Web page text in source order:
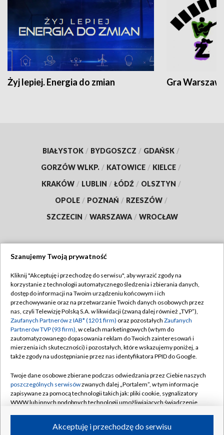
Żyj lepiej. Energia do zmian Gra
BIAŁYSTOK / BYDGOSZCZ / GDAŃSK /
GORZÓW WLKP. / KATOWICE / KIELCE /
KRAKÓW / LUBLIN / ŁÓDŹ / OLSZTYN /
OPOLE / POZNAŃ / RZESZÓW /
SZCZECIN / WARSZAWA / WROCŁAW
TVP
Abonament TVP
Emisja w TVP
Centrum informacji TVP
Naziemna Telewizja Cyfrowa
Rada Programowa
System NOS
Informacje o nadawcy
Program dla prasy
Regulamin TVP
Polityka prywatności
Moje zgody
Pomoc
Kontakt
Kanały
Szanujemy Twoją prywatność
Kliknij "Akceptuję i przechodzę do serwisu", aby wyrazić zgody na
korzystanie z technologii automatycznego śledzenia i zbierania danych,
dostęp do informacji na Twoim urządzeniu końcowym i ich
przechowywanie oraz na przetwarzanie Twoich danych osobowych przez
nas, czyli Telewizję Polską S.A. w likwidacji (zwaną dalej również „TVP”),
Zaufanych Partnerów z IAB* (1201 firm) oraz pozostałych Zaufanych
Partnerów TVP (93 firm), w celach marketingowych (w tym do
zautomatyzowanego dopasowania reklam do Twoich zainteresowań i
mierzenia ich skuteczności) i pozostałych, które wskazujemy poniżej, a
także zgody na udostępnianie przez nas identyfikatora PPID do Google.
Twoje dane osobowe zbierane podczas odwiedzania przez Ciebie naszych
poszczególnych serwisówzwanych dalej „Portalem”, w tym informacje
zapisywane za pomocą technologii takich jak: pliki cookie, sygnalizatory
WWW lub innych podobnych technologii umożliwiających świadczenie
ruchu w Internecie.Akceptuję i przechodzę do serwisu